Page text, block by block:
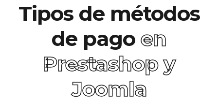
Tipos de métodos
de pago en
Prestashop y
Joomla